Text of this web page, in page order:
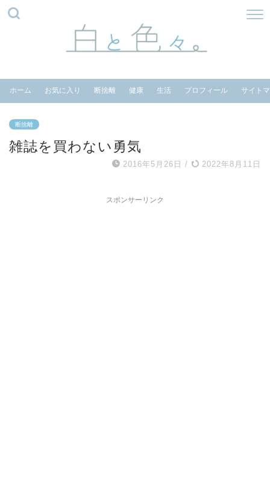
ホーム お気に入り 断捨離 健康 生活 プロフィール サイト
断捨離
雑誌を買わない勇気
2016年5月26日 / 2022年8月11日
スポンサーリンク